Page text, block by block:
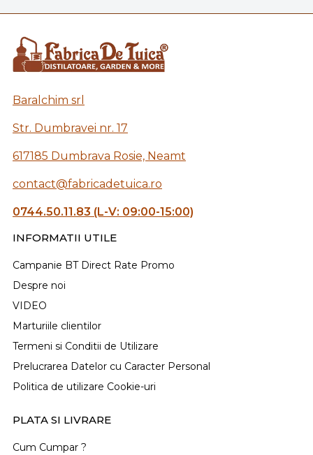
Baralchim srl
Str. Dumbravei nr. 17
617185 Dumbrava Rosie, Neamt
contact@fabricadetuica.ro
0744.50.11.83 (L-V: 09:00-15:00)
INFORMATII UTILE
Campanie BT Direct Rate Promo
Despre noi
VIDEO
Marturiile clientilor
Termeni si Conditii de Utilizare
Prelucrarea Datelor cu Caracter Personal
Politica de utilizare Cookie-uri
PLATA SI LIVRARE
Cum Cumpar ?